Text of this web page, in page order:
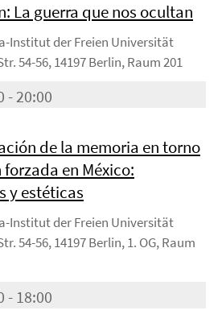
La guerra que nos ocultan
Institut der Freien Universität
54-56, 14197 Berlin, Raum 201
- 20:00
de la memoria en torno
en México:
y estéticas
Institut der Freien Universität
54-56, 14197 Berlin, 1. OG, Raum
- 18:00